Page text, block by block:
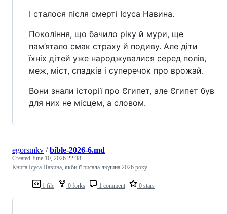
І сталося після смерті Ісуса Навина.
Покоління, що бачило ріку й мури, ще
пам’ятало смак страху й подиву. Але діти
їхніх дітей уже народжувалися серед полів,
меж, міст, спадків і суперечок про врожай.
Вони знали історії про Єгипет, але Єгипет був
для них не місцем, а словом.
1 file 0 forks 1 comment 0 stars
egorsmkv /bible-2026-6.md
Created June 10, 2026 22:38
Книга Ісуса Навина, якби її писала людина 2026 року